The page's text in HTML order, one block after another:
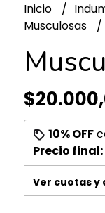
Inicio
Musculosas
10% OFF
Precio final:
Ver cuotas y